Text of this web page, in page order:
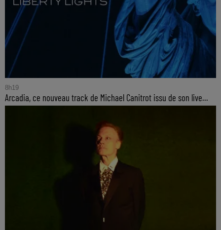
8h19
Arcadia, ce nouveau track de Michael Canitrot issu de son live...